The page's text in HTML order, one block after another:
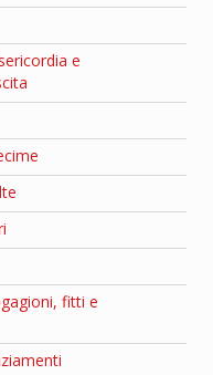
e
fitti e